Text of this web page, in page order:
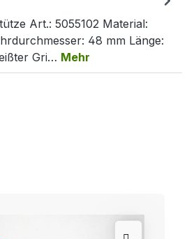
Art.: 5055102 Material:
48 mm Länge:
Gri… Mehr